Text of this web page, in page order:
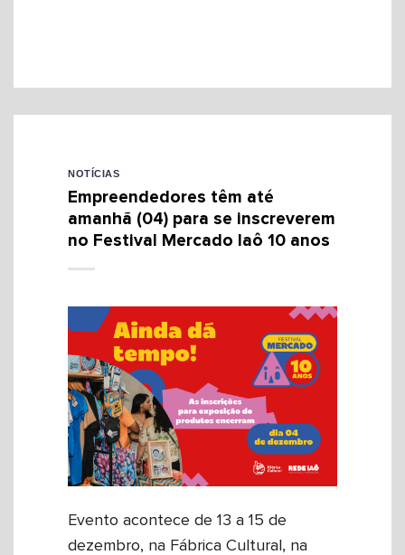
NOTÍCIAS
Empreendedores têm até
amanhã (04) para se inscreverem
no Festival Mercado Iaô 10 anos
Evento acontece de 13 a 15 de
dezembro, na Fábrica Cultural, na